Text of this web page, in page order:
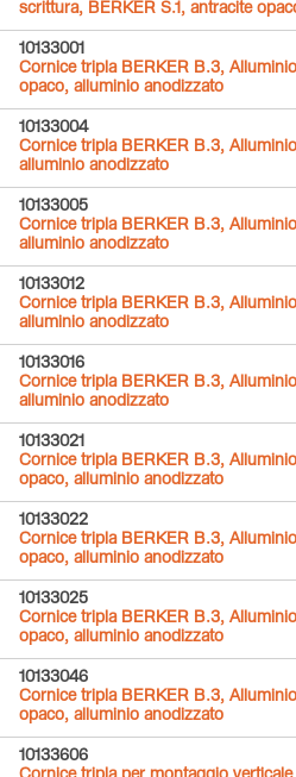
scrittura, BERKER S.1, antracite
10133001
Cornice tripla BERKER B.3,
opaco, alluminio anodizzato
10133004
Cornice tripla BERKER B.3,
alluminio anodizzato
10133005
Cornice tripla BERKER B.3,
alluminio anodizzato
10133012
Cornice tripla BERKER B.3,
alluminio anodizzato
10133016
Cornice tripla BERKER B.3,
alluminio anodizzato
10133021
Cornice tripla BERKER B.3,
opaco, alluminio anodizzato
10133022
Cornice tripla BERKER B.3,
opaco, alluminio anodizzato
10133025
Cornice tripla BERKER B.3,
opaco, alluminio anodizzato
10133046
Cornice tripla BERKER B.3,
opaco, alluminio anodizzato
10133606